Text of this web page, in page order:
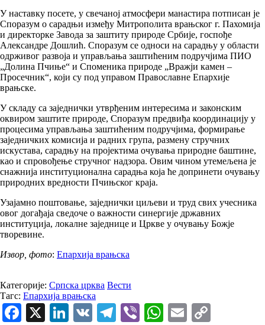
У наставку посете, у свечаној атмосфери манастира потписан је
Споразум о сарадњи између Митрополита врањског г. Пахомија
и директорке Завода за заштиту природе Србије, госпође
Александре Дошлић. Споразум се односи на сарадњу у области
одрживог развоја и управљања заштићеним подручјима ПИО
„Долина Пчиње“ и Споменика природе „Вражји камен –
Просечник“, који су под управом Православне Епархије
врањске.
У складу са заједнички утврђеним интересима и законским
оквиром заштите природе, Споразум предвиђа координацију у
процесима управљања заштићеним подручјима, формирање
заједничких комисија и радних група, размену стручних
искустава, сарадњу на пројектима очувања природне баштине,
као и спровођење стручног надзора. Овим чином утемељена је
снажнија институционална сарадња која ће допринети очувању
природних вредности Пчињског краја.
Узајамно поштовање, заједнички циљеви и труд свих учесника
овог догађаја сведоче о важности синергије државних
институција, локалне заједнице и Цркве у очувању Божје
творевине.
Извор, фото: Епархија врањска
Категорије: Српска црква Вести
Тагс: Епархија врањска
Facebook
X LinkedIn
VK Telegram
ViberWhatsApp
Email